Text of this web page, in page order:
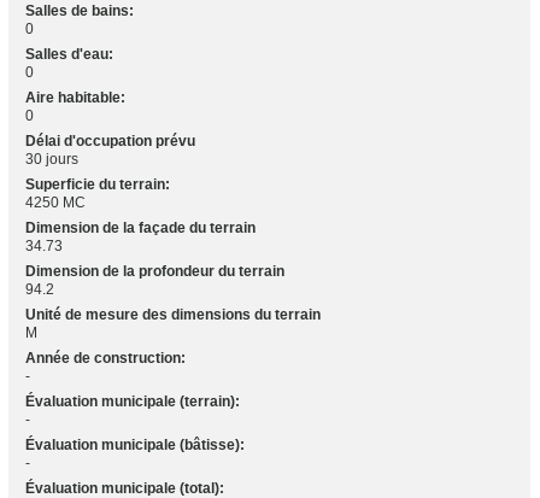
Salles de bains:
0
Salles d'eau:
0
Aire habitable:
0
Délai d'occupation prévu
30 jours
Superficie du terrain:
4250 MC
Dimension de la façade du terrain
34.73
Dimension de la profondeur du terrain
94.2
Unité de mesure des dimensions du terrain
M
Année de construction:
-
Évaluation municipale (terrain):
-
Évaluation municipale (bâtisse):
-
Évaluation municipale (total):